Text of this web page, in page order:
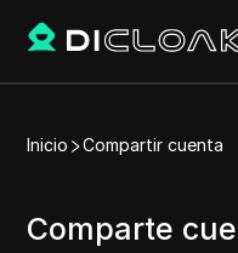
Inicio Compartir cuenta
Comparte